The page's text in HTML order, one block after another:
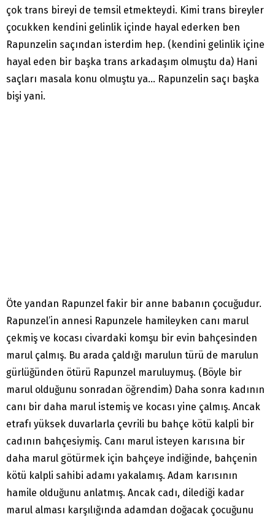
çok trans bireyi de temsil etmekteydi. Kimi trans bireyler
çocukken kendini gelinlik içinde hayal ederken ben
Rapunzelin saçından isterdim hep. (kendini gelinlik içine
hayal eden bir başka trans arkadaşım olmuştu da) Hani
saçları masala konu olmuştu ya… Rapunzelin saçı başka
bişi yani.
Öte yandan Rapunzel fakir bir anne babanın çocuğudur.
Rapunzel’in annesi Rapunzele hamileyken canı marul
çekmiş ve kocası civardaki komşu bir evin bahçesinden
marul çalmış. Bu arada çaldığı marulun türü de marulun
gürlüğünden ötürü Rapunzel maruluymuş. (Böyle bir
marul olduğunu sonradan öğrendim) Daha sonra kadının
canı bir daha marul istemiş ve kocası yine çalmış. Ancak
etrafı yüksek duvarlarla çevrili bu bahçe kötü kalpli bir
cadının bahçesiymiş. Canı marul isteyen karısına bir
daha marul götürmek için bahçeye indiğinde, bahçenin
kötü kalpli sahibi adamı yakalamış. Adam karısının
hamile olduğunu anlatmış. Ancak cadı, dilediği kadar
marul alması karşılığında adamdan doğacak çocuğunu